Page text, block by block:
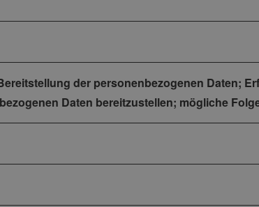
der personenbezogenen Daten;
Daten bereitzustellen; mögliche